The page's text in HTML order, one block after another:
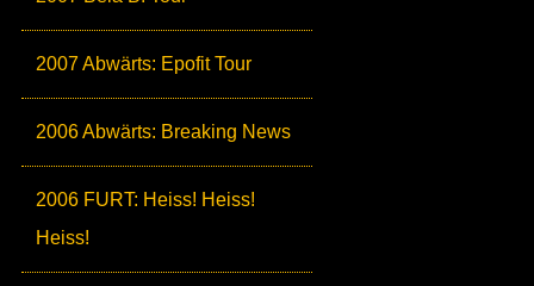
2007 Abwärts: Epofit Tour
2006 Abwärts: Breaking News
2006 FURT: Heiss! Heiss!
Heiss!